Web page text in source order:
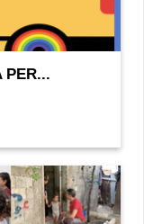
PER...